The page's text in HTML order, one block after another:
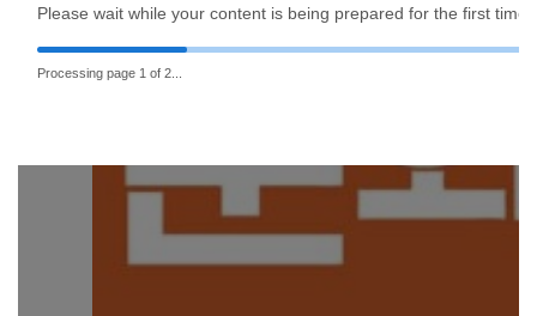
Please wait while your content is being prepared for the first time
Processing page 2 of 2...